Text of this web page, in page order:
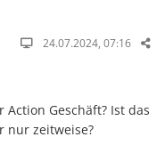
24.07.2024, 07:16
Geschäft? Ist das
nur zeitweise?